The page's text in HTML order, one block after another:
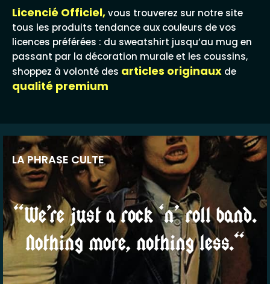
Licencié Officiel,vous trouverez sur notre site
tous les produits tendance aux couleurs de vos
licences préférées : du sweatshirt jusqu’au mug en
passant par la décoration murale et les coussins,
shoppez à volonté des articles originaux de
qualité premium
LA PHRASE CULTE
“We’re just a rock ‘n’ roll band.
Nothing more, nothing less.“